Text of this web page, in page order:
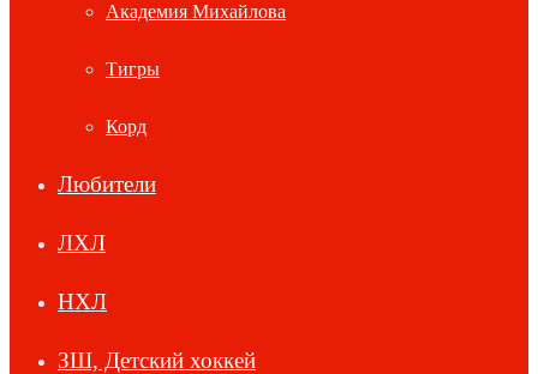
Академия Михайлова
Тигры
Корд
Любители
ЛХЛ
НХЛ
ЗШ, Детский хоккей